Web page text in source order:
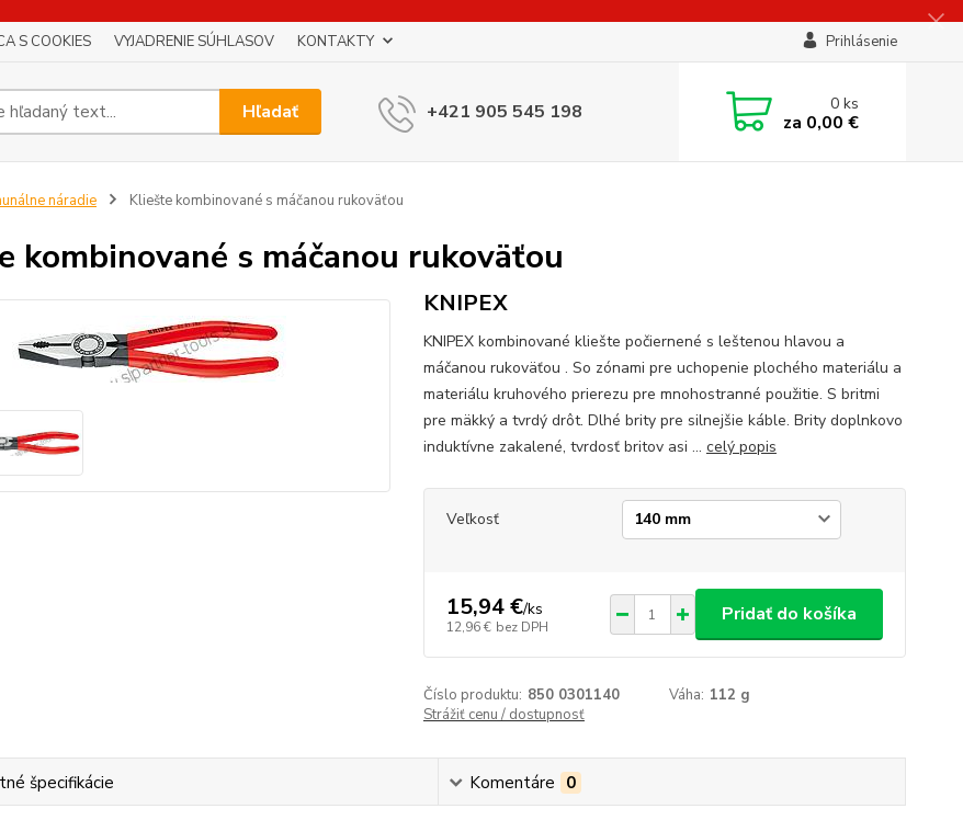
S COOKIES VYJADRENIE SÚHLASOV KONTAKTY Prihlásenie
Hľadať +421 905 545 198 0ks
za 0,00 €
náradie Kliešte kombinované s máčanou rukoväťou
kombinované s máčanou rukoväťou
KNIPEX
KNIPEX kombinované kliešte počiernené s leštenou hlavou a
máčanou rukoväťou . So zónami pre uchopenie plochého materiálu a
materiálu kruhového prierezu pre mnohostranné použitie. S britmi
pre mäkký a tvrdý drôt. Dlhé brity pre silnejšie káble. Brity doplnkovo
induktívne zakalené, tvrdosť britov asi ... celý popis
Veľkosť
15,94 €/ks
12,96 € bez DPH
Pridať do košíka
Číslo produktu: 850 0301140 Váha: 112 g
Strážiť cenu / dostupnosť
špecifikácie Komentáre 0